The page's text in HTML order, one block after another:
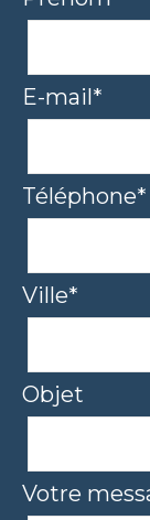
E-mail*
Téléphone*
Ville*
Objet
Votre